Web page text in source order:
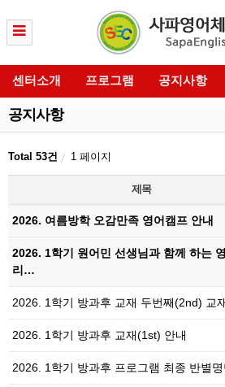
센터소개 프로그램 공지사항
공지사항
Total 53건 1 페이지
제목
2026. 여름방학 오감만족 영어캠프 안내
2026. 1학기 원어민 선생님과 함께 하는
리…
2026. 1학기 방과후 교재 두번째(2nd) 교
2026. 1학기 방과후 교재(1st) 안내
2026. 1학기 방과후 프로그램 최종 반별